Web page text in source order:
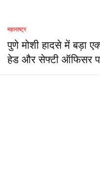
महाराष्ट्र
पुणे मोशी हादसे में बड़ा
हेड और सेफ्टी ऑफिसर